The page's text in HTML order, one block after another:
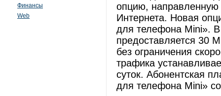
Финансы
Web
опцию, направленную
Интернета. Новая
для телефона Mini».
предоставляется 30
без ограничения
трафика
суток. Абонентская
для телефона Mini»